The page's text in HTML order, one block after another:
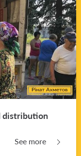
dis­tri­b­u­tion
See more